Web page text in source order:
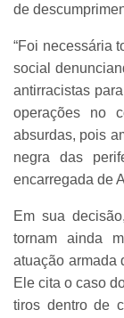
de
“Foi necessária
social
antirracistas
operações no
absurdas, pois
negra das
encarregada de
Em sua
tornam ainda
atuação armada
Ele cita o caso
tiros dentro de